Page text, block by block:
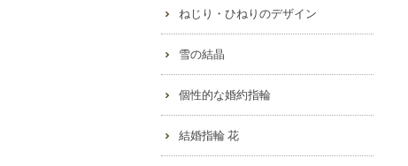
ねじり・ひねりのデザイン
雪の結晶
個性的な婚約指輪
結婚指輪 花